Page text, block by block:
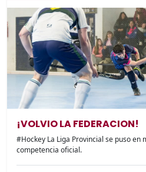
¡VOLVIO LA FEDERACION!
#Hockey La Liga Provincial se puso en
competencia oficial.